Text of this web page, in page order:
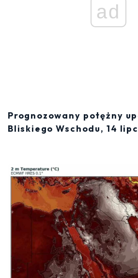
ad
Prognozowany potężny
Bliskiego Wschodu, 14